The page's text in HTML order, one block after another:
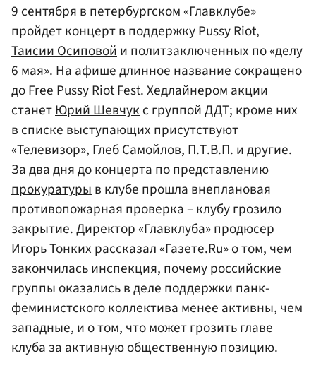
9 сентября в петербургском «Главклубе»
пройдет концерт в поддержку Pussy Riot,
Таисии Осиповой и политзаключенных по «делу
6 мая». На афише длинное название сокращено
до Free Pussy Riot Fest. Хедлайнером акции
станетЮрий Шевчук с группой ДДТ; кроме них
в списке выступающих присутствуют
«Телевизор», Глеб Самойлов, П.Т.В.П. и другие.
За два дня до концерта по представлению
прокуратуры в клубе прошла внеплановая
противопожарная проверка – клубу грозило
закрытие. Директор «Главклуба» продюсер
Игорь Тонких рассказал «Газете.Ru» о том, чем
закончилась инспекция, почему российские
группы оказались в деле поддержки панк-
феминистского коллектива менее активны, чем
западные, и о том, что может грозить главе
клуба за активную общественную позицию.